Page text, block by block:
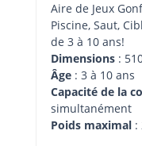
Aire de Jeux
Piscine, Saut,
de 3 à 10 ans!
Dimensions :
Âge : 3 à 10 ans
Capacité de la
simultanément
Poids maximal :